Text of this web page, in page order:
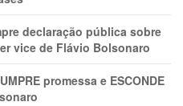
declaração pública sobre
vice de Flávio Bolsonaro
promessa e ESCONDE